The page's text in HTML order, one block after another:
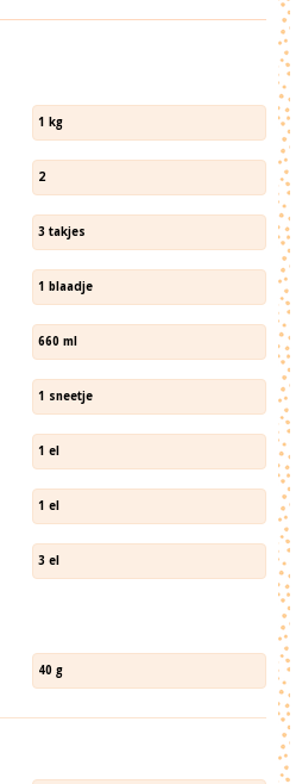
1 kg
2
3 takjes
1 blaadje
660 ml
1 sneetje
1 el
1 el
3 el
40 g